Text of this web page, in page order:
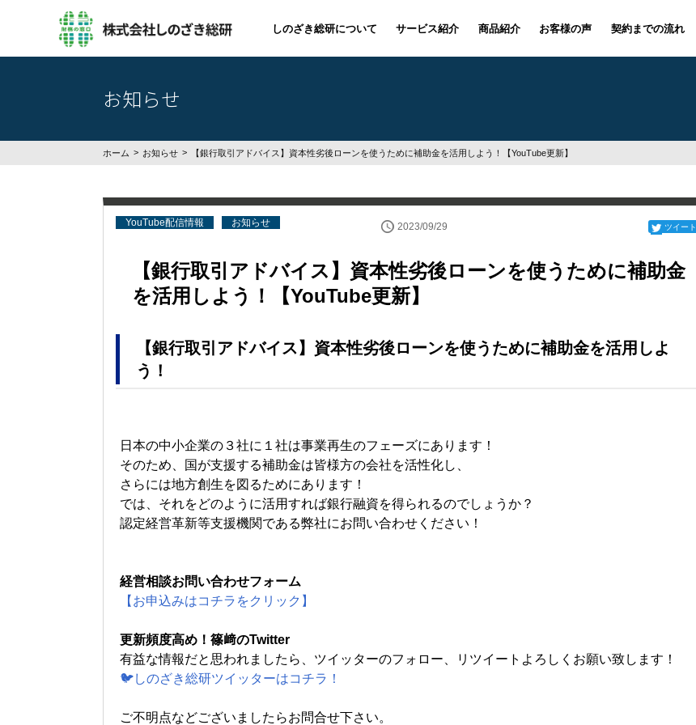
しのざき総研について サービス紹介 商品紹介 お客様の声 契約までの流れ
お知らせ
ホーム お知らせ 【銀行取引アドバイス】資本性劣後ローンを使うために補助金を活用しよう！【YouTube更新】
YouTube配信情報 お知らせ 2023/09/29 ツイート
【銀行取引アドバイス】資本性劣後ローンを使うために補助金
を活用しよう！【YouTube更新】
【銀行取引アドバイス】資本性劣後ローンを使うために補助金を活用しよ
う！
日本の中小企業の３社に１社は事業再生のフェーズにあります！
そのため、国が支援する補助金は皆様方の会社を活性化し、
さらには地方創生を図るためにあります！
では、それをどのように活用すれば銀行融資を得られるのでしょうか？
認定経営革新等支援機関である弊社にお問い合わせください！
経営相談お問い合わせフォーム
【お申込みはコチラをクリック】
更新頻度高め！篠﨑のTwitter
有益な情報だと思われましたら、ツイッターのフォロー、リツイートよろしくお願い致します！
🐦しのざき総研ツイッターはコチラ！
ご不明点などございましたらお問合せ下さい。